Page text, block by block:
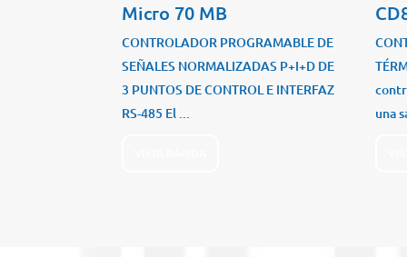
Micro 70 MB
CONTROLADOR PROGRAMABLE DE
SEÑALES NORMALIZADAS P+I+D DE
3 PUNTOS DE CONTROL E INTERFAZ
RS-485 El ...
una